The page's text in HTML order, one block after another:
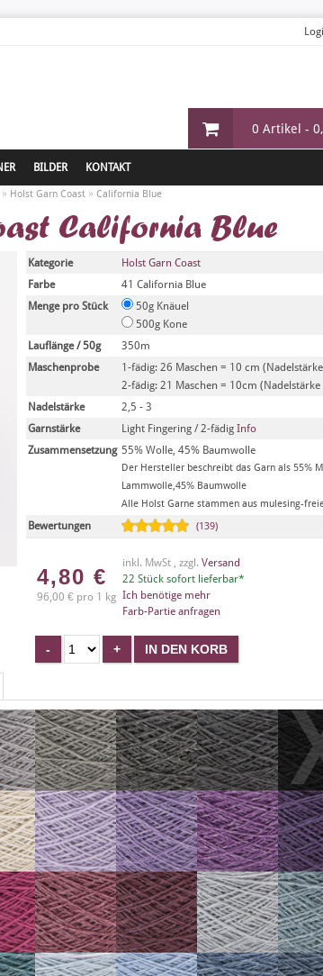
0 Artikel -
BILDER KONTAKT
Holst Garn Coast» California Blue
California Blue
Kategorie
Holst Garn Coast
Farbe
41 California Blue
Menge pro Stück
50g Knäuel
500g Kone
Lauflänge / 50g
350m
Maschenprobe
1-fädig: 26 Maschen = 10 cm
2-fädig: 21 Maschen = 10cm
Nadelstärke
2,5 - 3
Garnstärke
Light Fingering / 2-fädig Info
Zusammensetzung 55% Wolle, 45% Baumwolle
Der Hersteller beschreibt das Garn als 55%
Lammwolle,45% Baumwolle
Alle Holst Garne stammen aus mulesing-
Bewertungen (139)
4,80 €
96,00 € pro 1 kg
inkl. MwSt , zzgl. Versand
22 Stück sofort lieferbar*
Ich benötige mehr
Farb-Partie anfragen